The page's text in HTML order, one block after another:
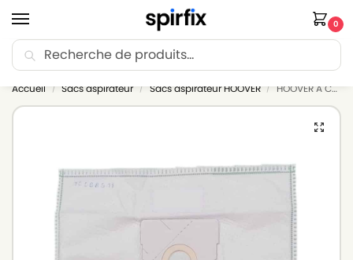
0
🚚 Livraison Point Relais offerte dès 30€ d’achat.
Accueil / Sacs aspirateur / Sacs aspirateur HOOVER / HOOVER A CUBED – Sacs aspirateur – Lot de 5 sacs en Microfibre